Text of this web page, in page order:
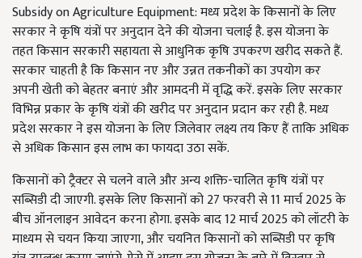
Subsidy on Agriculture Equipment: मध्य प्रदेश के किसानों के लिए
सरकार ने कृषि यंत्रों पर अनुदान देने की योजना चलाई है. इस योजना के
तहत किसान सरकारी सहायता से आधुनिक कृषि उपकरण खरीद सकते हैं.
सरकार चाहती है कि किसान नए और उन्नत तकनीकों का उपयोग कर
अपनी खेती को बेहतर बनाएं और आमदनी में वृद्धि करें. इसके लिए सरकार
विभिन्न प्रकार के कृषि यंत्रों की खरीद पर अनुदान प्रदान कर रही है. मध्य
प्रदेश सरकार ने इस योजना के लिए जिलेवार लक्ष्य तय किए हैं ताकि अधिक
से अधिक किसान इस लाभ का फायदा उठा सकें.
किसानों को ट्रैक्टर से चलने वाले और अन्य शक्ति-चालित कृषि यंत्रों पर
सब्सिडी दी जाएगी. इसके लिए किसानों को 27 फरवरी से 11 मार्च 2025 के
बीच ऑनलाइन आवेदन करना होगा. इसके बाद 12 मार्च 2025 को लॉटरी के
माध्यम से चयन किया जाएगा, और चयनित किसानों को सब्सिडी पर कृषि